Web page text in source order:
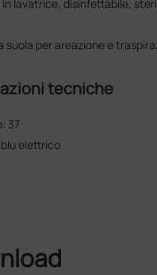
in lavatrice, disinfettabile,
suola per areazione e
tecniche
37
elettrico